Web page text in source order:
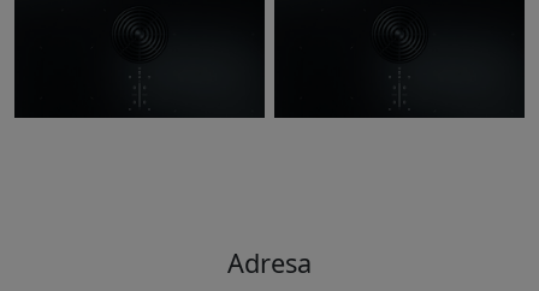
Adresa